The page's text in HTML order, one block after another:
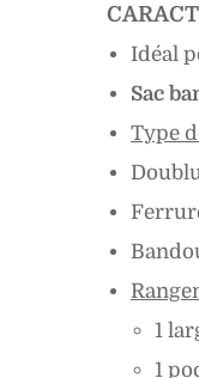
Idéal
Sac
Type
1
1